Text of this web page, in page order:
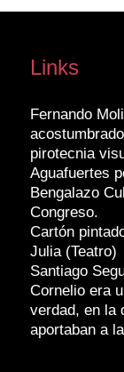
Links
Fernando
pirotecnia
Aguafuertes
Bengalazo
Congreso.
Cartón
Julia (Teatro)
Santiago
Cornelio era
verdad, en la
aportaban a